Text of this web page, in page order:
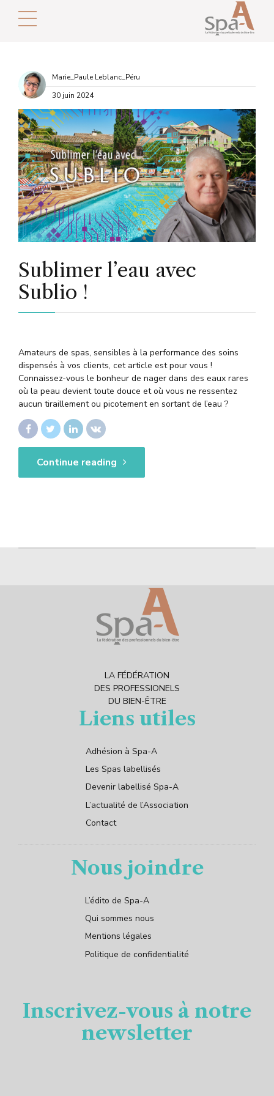
Marie_Paule Leblanc_Péru
30 juin 2024
Sublimer l’eau avec
Sublio !
Amateurs de spas, sensibles à la performance des soins
dispensés à vos clients, cet article est pour vous !
Connaissez-vous le bonheur de nager dans des eaux rares
où la peau devient toute douce et où vous ne ressentez
aucun tiraillement ou picotement en sortant de l’eau ?
Continue reading
LA FÉDÉRATION
DES PROFESSIONELS
DU BIEN-ÊTRE
Liens utiles
Adhésion à Spa-A
Les Spas labellisés
Devenir labellisé Spa-A
L’actualité de l’Association
Contact
Nous joindre
L’édito de Spa-A
Qui sommes nous
Mentions légales
Politique de confidentialité
Inscrivez-vous à notre
newsletter